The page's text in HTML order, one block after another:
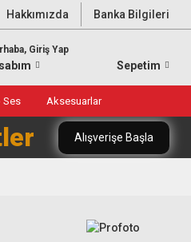
Hakkımızda Banka Bilgileri
Giriş Yap
Sepetim
Ses Aksesuarlar
Alışverişe Başla